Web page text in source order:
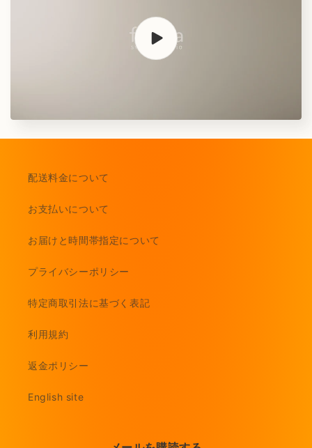
配送料金について
お支払いについて
お届けと時間帯指定について
プライバシーポリシー
特定商取引法に基づく表記
利用規約
返金ポリシー
English site